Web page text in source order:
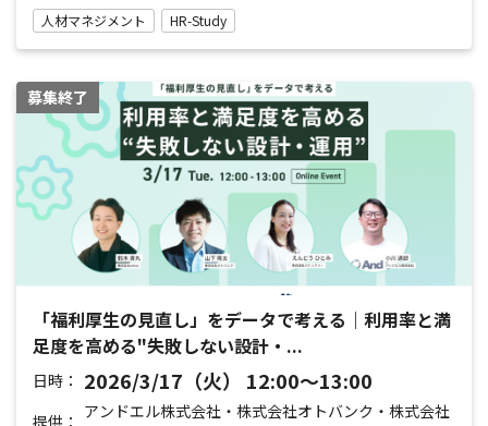
人材マネジメント HR-Study
募集終了
「福利厚生の見直し」をデータで考える｜利用率と満
足度を高める"失敗しない設計・...
日時： 2026/3/17（火） 12:00〜13:00
提供：
アンドエル株式会社・株式会社オトバンク・株式会社